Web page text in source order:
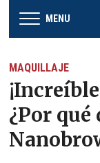
MENU
MAQUILLAJE
¿Por qué